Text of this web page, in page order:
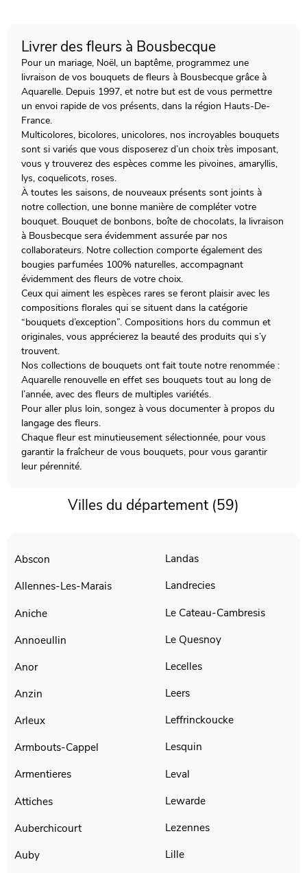
Livrer des fleurs à Bousbecque
Pour un mariage, Noël, un baptême, programmez une
livraison de vos bouquets de fleurs à Bousbecque grâce à
Aquarelle. Depuis 1997, et notre but est de vous permettre
un envoi rapide de vos présents, dans la région Hauts-De-
France.
Multicolores, bicolores, unicolores, nos incroyables bouquets
sont si variés que vous disposerez d’un choix très imposant,
vous y trouverez des espèces comme les pivoines, amaryllis,
lys, coquelicots, roses.
À toutes les saisons, de nouveaux présents sont joints à
notre collection, une bonne manière de compléter votre
bouquet. Bouquet de bonbons, boîte de chocolats, la livraison
à Bousbecque sera évidemment assurée par nos
collaborateurs. Notre collection comporte également des
bougies parfumées 100% naturelles, accompagnant
évidemment des fleurs de votre choix.
Ceux qui aiment les espèces rares se feront plaisir avec les
compositions florales qui se situent dans la catégorie
“bouquets d’exception”. Compositions hors du commun et
originales, vous apprécierez la beauté des produits qui s’y
trouvent.
Nos collections de bouquets ont fait toute notre renommée :
Aquarelle renouvelle en effet ses bouquets tout au long de
l’année, avec des fleurs de multiples variétés.
Pour aller plus loin, songez à vous documenter à propos du
langage des fleurs.
Chaque fleur est minutieusement sélectionnée, pour vous
garantir la fraîcheur de vous bouquets, pour vous garantir
leur pérennité.
Villes du département (59)
Abscon
Allennes-Les-Marais
Aniche
Annoeullin
Anor
Anzin
Arleux
Armbouts-Cappel
Armentieres
Attiches
Auberchicourt
Auby
Landas
Landrecies
Le Cateau-Cambresis
Le Quesnoy
Lecelles
Leers
Leffrinckoucke
Lesquin
Leval
Lewarde
Lezennes
Lille